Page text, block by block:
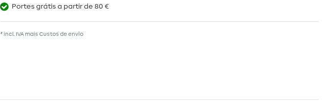
Portes grátis a partir de 80 €
* incl. IVA mais Custos de envio